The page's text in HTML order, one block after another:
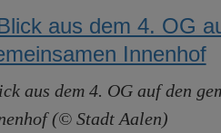
aus dem 4. OG auf den
(© Stadt Aalen)